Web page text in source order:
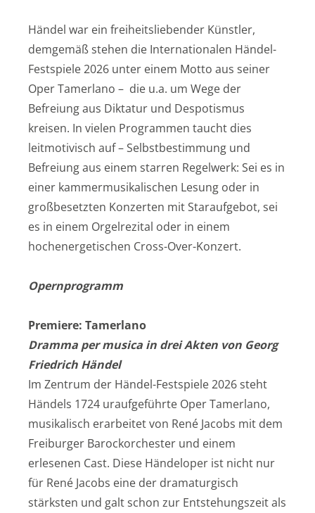
Händel war ein freiheitsliebender Künstler,
demgemäß stehen die Internationalen Händel-
Festspiele 2026 unter einem Motto aus seiner
Oper Tamerlano – die u.a. um Wege der
Befreiung aus Diktatur und Despotismus
kreisen. In vielen Programmen taucht dies
leitmotivisch auf – Selbstbestimmung und
Befreiung aus einem starren Regelwerk: Sei es in
einer kammermusikalischen Lesung oder in
großbesetzten Konzerten mit Staraufgebot, sei
es in einem Orgelrezital oder in einem
hochenergetischen Cross-Over-Konzert.
Opernprogramm
Premiere: Tamerlano
Dramma per musica in drei Akten von Georg
Friedrich Händel
Im Zentrum der Händel-Festspiele 2026 steht
Händels 1724 uraufgeführte Oper Tamerlano,
musikalisch erarbeitet von René Jacobs mit dem
Freiburger Barockorchester und einem
erlesenen Cast. Diese Händeloper ist nicht nur
für René Jacobs eine der dramaturgisch
stärksten und galt schon zur Entstehungszeit als